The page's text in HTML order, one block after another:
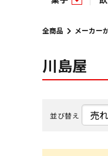
菓子 パン
チョコレート
焼き菓子
飲料水 嗜
炭酸飲料
ミキサー飲料
麺類 イン
乾麺 即席
調味料 ビ
砂糖 甘味料
みりん風調味
雑貨 ペッ
洗剤 ヘア
トイレ用品
業務用 業
めん類・缶詰
特集
駄菓子特集
当たり・占
今月の特売
調味料
青果
ペッ
新商品
調味料
青果
ペッ
あ行 か行
あ い
全商品 メーカー
川島屋
並び替え